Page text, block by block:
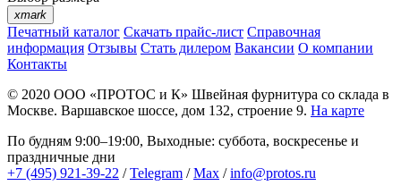
xmark
Печатный каталог Скачать прайс-лист Справочная
информация Отзывы Стать дилером Вакансии О компании
Контакты
© 2020 ООО «ПРОТОС и К» Швейная фурнитура со склада в
Москве. Варшавское шоссе, дом 132, строение 9. На карте
По будням 9:00–19:00, Выходные: суббота, воскресенье и
праздничные дни
+7 (495) 921-39-22 /Telegram /Max /info@protos.ru